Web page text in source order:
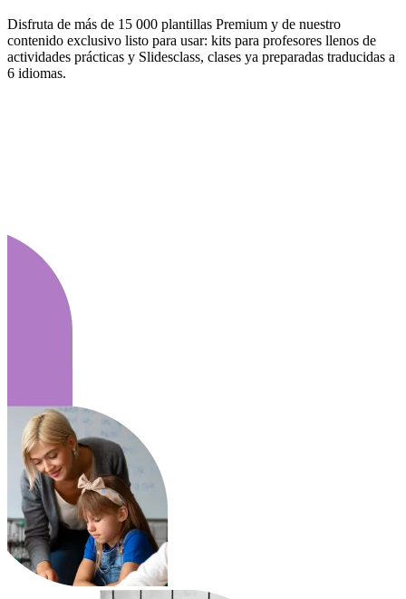
Disfruta de más de 15 000 plantillas Premium y de nuestro
contenido exclusivo listo para usar: kits para profesores llenos de
actividades prácticas y Slidesclass, clases ya preparadas traducidas a
6 idiomas.